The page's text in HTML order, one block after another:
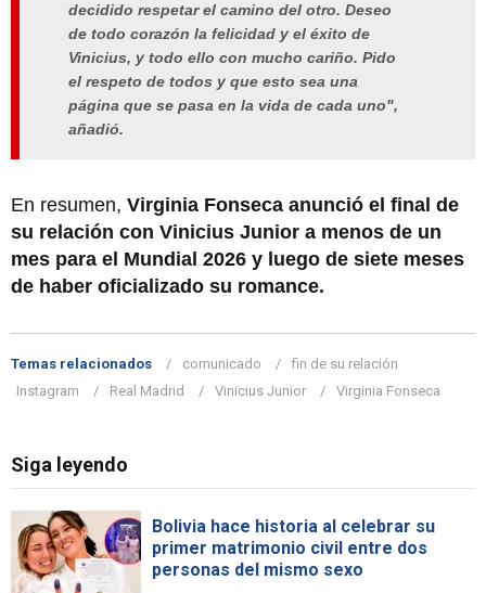
decidido respetar el camino del otro. Deseo
de todo corazón la felicidad y el éxito de
Vinicius, y todo ello con mucho cariño. Pido
el respeto de todos y que esto sea una
página que se pasa en la vida de cada uno",
añadió.
En resumen, Virginia Fonseca anunció el final de
su relación con Vinicius Junior a menos de un
mes para el Mundial 2026 y luego de siete meses
de haber oficializado su romance.
Temas relacionados comunicado
fin de su relación
Instagram
Real Madrid Vinicius Junior Virginia Fonseca
Siga leyendo
Bolivia hace historia al celebrar su
primer matrimonio civil entre dos
personas del mismo sexo